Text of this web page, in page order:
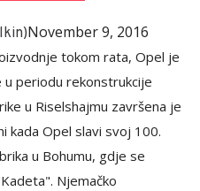
November 9, 2016
tokom rata, Opel je
periodu rekonstrukcije
u Riselshajmu završena je
kada Opel slavi svoj 100.
u Bohumu, gdje se
Njemačko